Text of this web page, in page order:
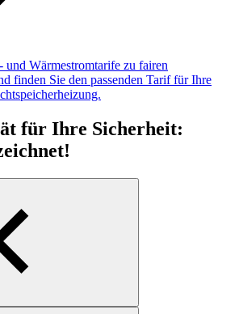
und Wärmestromtarife zu fairen
finden Sie den passenden Tarif für Ihre
für Ihre Sicherheit: